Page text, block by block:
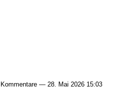
Kommentare — 28. Mai 2026 15:03